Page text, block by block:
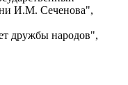
И.М. Сеченова",
дружбы народов",